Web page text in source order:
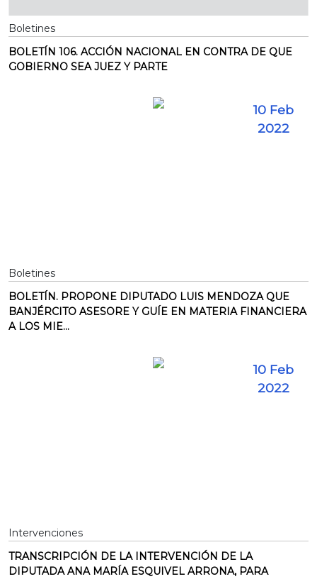
Boletines
BOLETÍN 106. ACCIÓN NACIONAL EN CONTRA DE QUE
GOBIERNO SEA JUEZ Y PARTE
10 Feb
2022
Boletines
BOLETÍN. PROPONE DIPUTADO LUIS MENDOZA QUE
BANJÉRCITO ASESORE Y GUÍE EN MATERIA FINANCIERA
A LOS MIE...
10 Feb
2022
Intervenciones
TRANSCRIPCIÓN DE LA INTERVENCIÓN DE LA
DIPUTADA ANA MARÍA ESQUIVEL ARRONA, PARA